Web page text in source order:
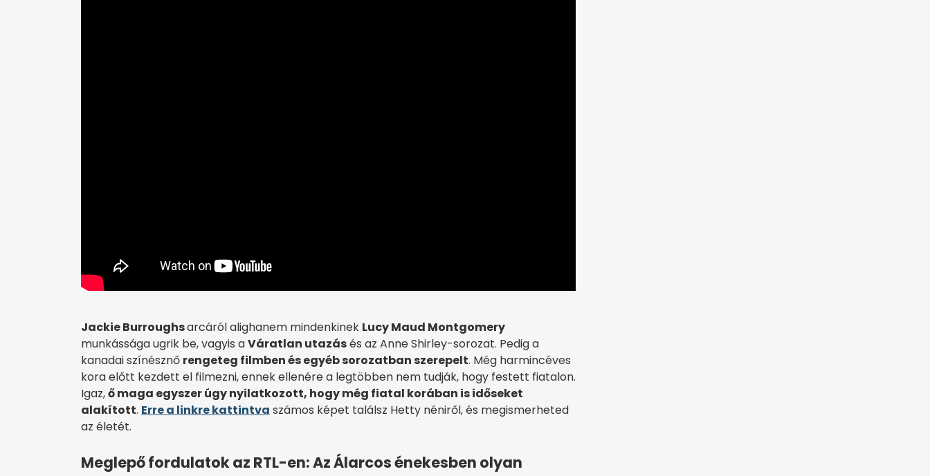
Jackie Burroughsarcáról alighanem mindenkinek Lucy Maud Montgomery
munkássága ugrik be, vagyis aVáratlan utazásés az Anne Shirley-sorozat. Pedig a
kanadai színésznő rengeteg filmben és egyéb sorozatban szerepelt. Még harmincéves
kora előtt kezdett el filmezni, ennek ellenére a legtöbben nem tudják, hogy festett fiatalon.
Igaz,ő maga egyszer úgy nyilatkozott, hogy még fiatal korában is időseket
alakított. Erre a linkre kattintva számos képet találsz Hetty néniről, és megismerheted
az életét.
Meglepő fordulatok az RTL-en: Az Álarcos énekesben olyan